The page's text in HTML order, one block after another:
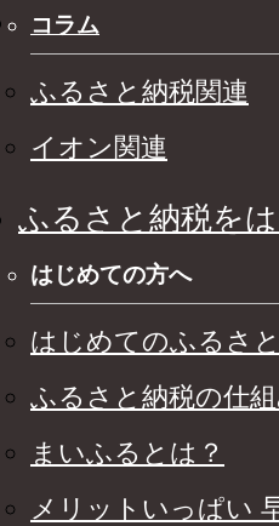
コラム
ふるさと納税関連
イオン関連
ふるさと納税を
はじめての方へ
はじめてのふるさ
ふるさと納税の仕
まいふるとは？
メリットいっぱい